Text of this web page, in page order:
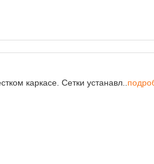
каркасе. Сетки устанавл..